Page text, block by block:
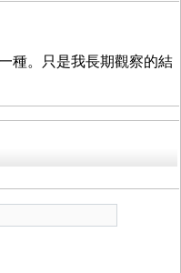
種。只是我長期觀察的結